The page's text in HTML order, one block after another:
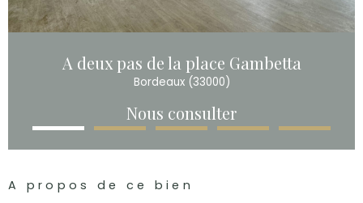
A deux pas de la place Gambetta
Bordeaux (33000)
Nous consulter
A propos de ce bien